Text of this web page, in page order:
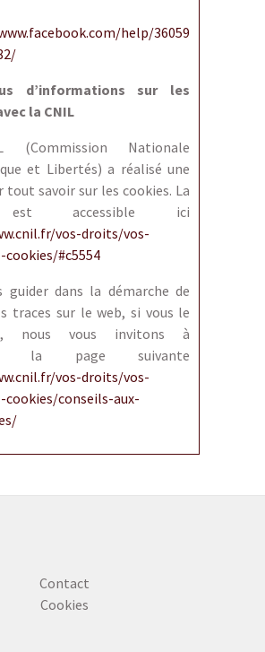
help/36059
d’informations sur les
la CNIL
(Commission Nationale
et Libertés) a réalisé une
tout savoir sur les cookies. La
est accessible ici
vos-droits/vos-
#c5554
guider dans la démarche de
traces sur le web, si vous le
nous vous invitons à
la page suivante
vos-droits/vos-
cookies/conseils-aux-
Contact
Cookies